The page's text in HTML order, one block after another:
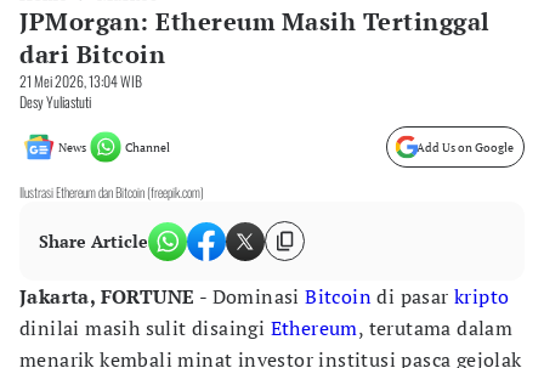
JPMorgan: Ethereum Masih Tertinggal
dari Bitcoin
21 Mei 2026, 13:04 WIB
Desy Yuliastuti
News Channel Add Us on Google
Ilustrasi Ethereum dan Bitcoin (freepik.com)
Share Article
Jakarta, FORTUNE - DominasiBitcoindi pasarkripto
dinilai masih sulit disaingi Ethereum, terutama dalam
menarik kembali minat investor institusi pasca gejolak